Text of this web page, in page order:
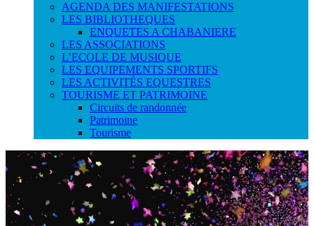
AGENDA DES MANIFESTATIONS
LES BIBLIOTHEQUES
ENQUETES A CHABANIERE
LES ASSOCIATIONS
L’ECOLE DE MUSIQUE
LES EQUIPEMENTS SPORTIFS
LES ACTIVITÉS EQUESTRES
TOURISME ET PATRIMOINE
Circuits de randonnée
Patrimoine
Tourisme